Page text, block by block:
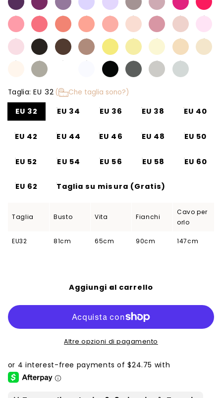
Taglia:EU 32 ( Che taglia sono?)
EU 32 EU 34 EU 36 EU 38 EU 40
EU 42 EU 44 EU 46 EU 48 EU 50
EU 52 EU 54 EU 56 EU 58 EU 60
EU 62 Taglia su misura (Gratis)
Taglia Busto Vita Fianchi
Cavo per
orlo
EU32 81cm 65cm 90cm 147cm
Aggiungi al carrello
Altre opzioni di pagamento